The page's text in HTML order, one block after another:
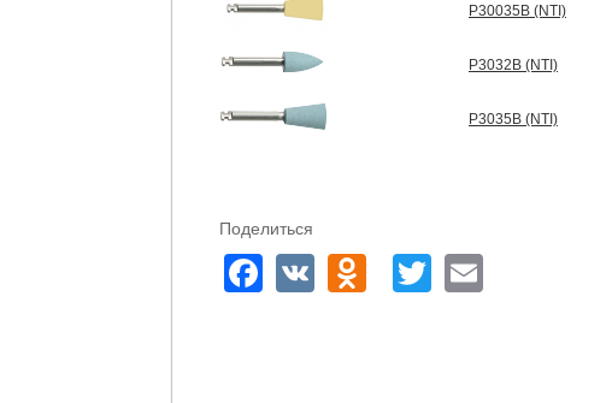
P30035B (NTI)
P3032B (NTI)
P3035B (NTI)
Поделиться
Facebook
VK Odnoklassniki
Twitter